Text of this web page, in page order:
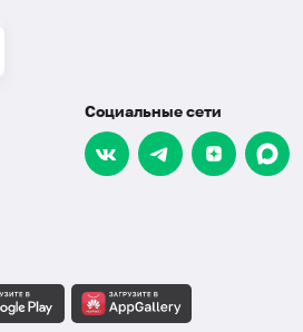
Социальные сети